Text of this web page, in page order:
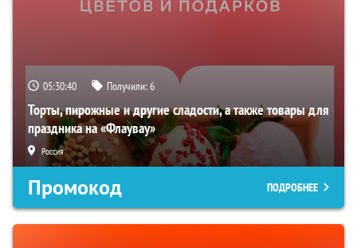
05:30:39 Получили:6
Торты, пирожные и другие сладости, а также товары для
праздника на «Флаувау»
Россия
Промокод ПОДРОБНЕЕ